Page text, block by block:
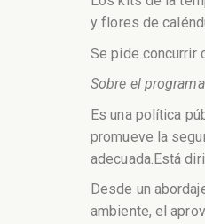
y flores de
Se pide concurrir
Sobre el
Es una política
promueve la
adecuada.Está
Desde un
ambiente, el